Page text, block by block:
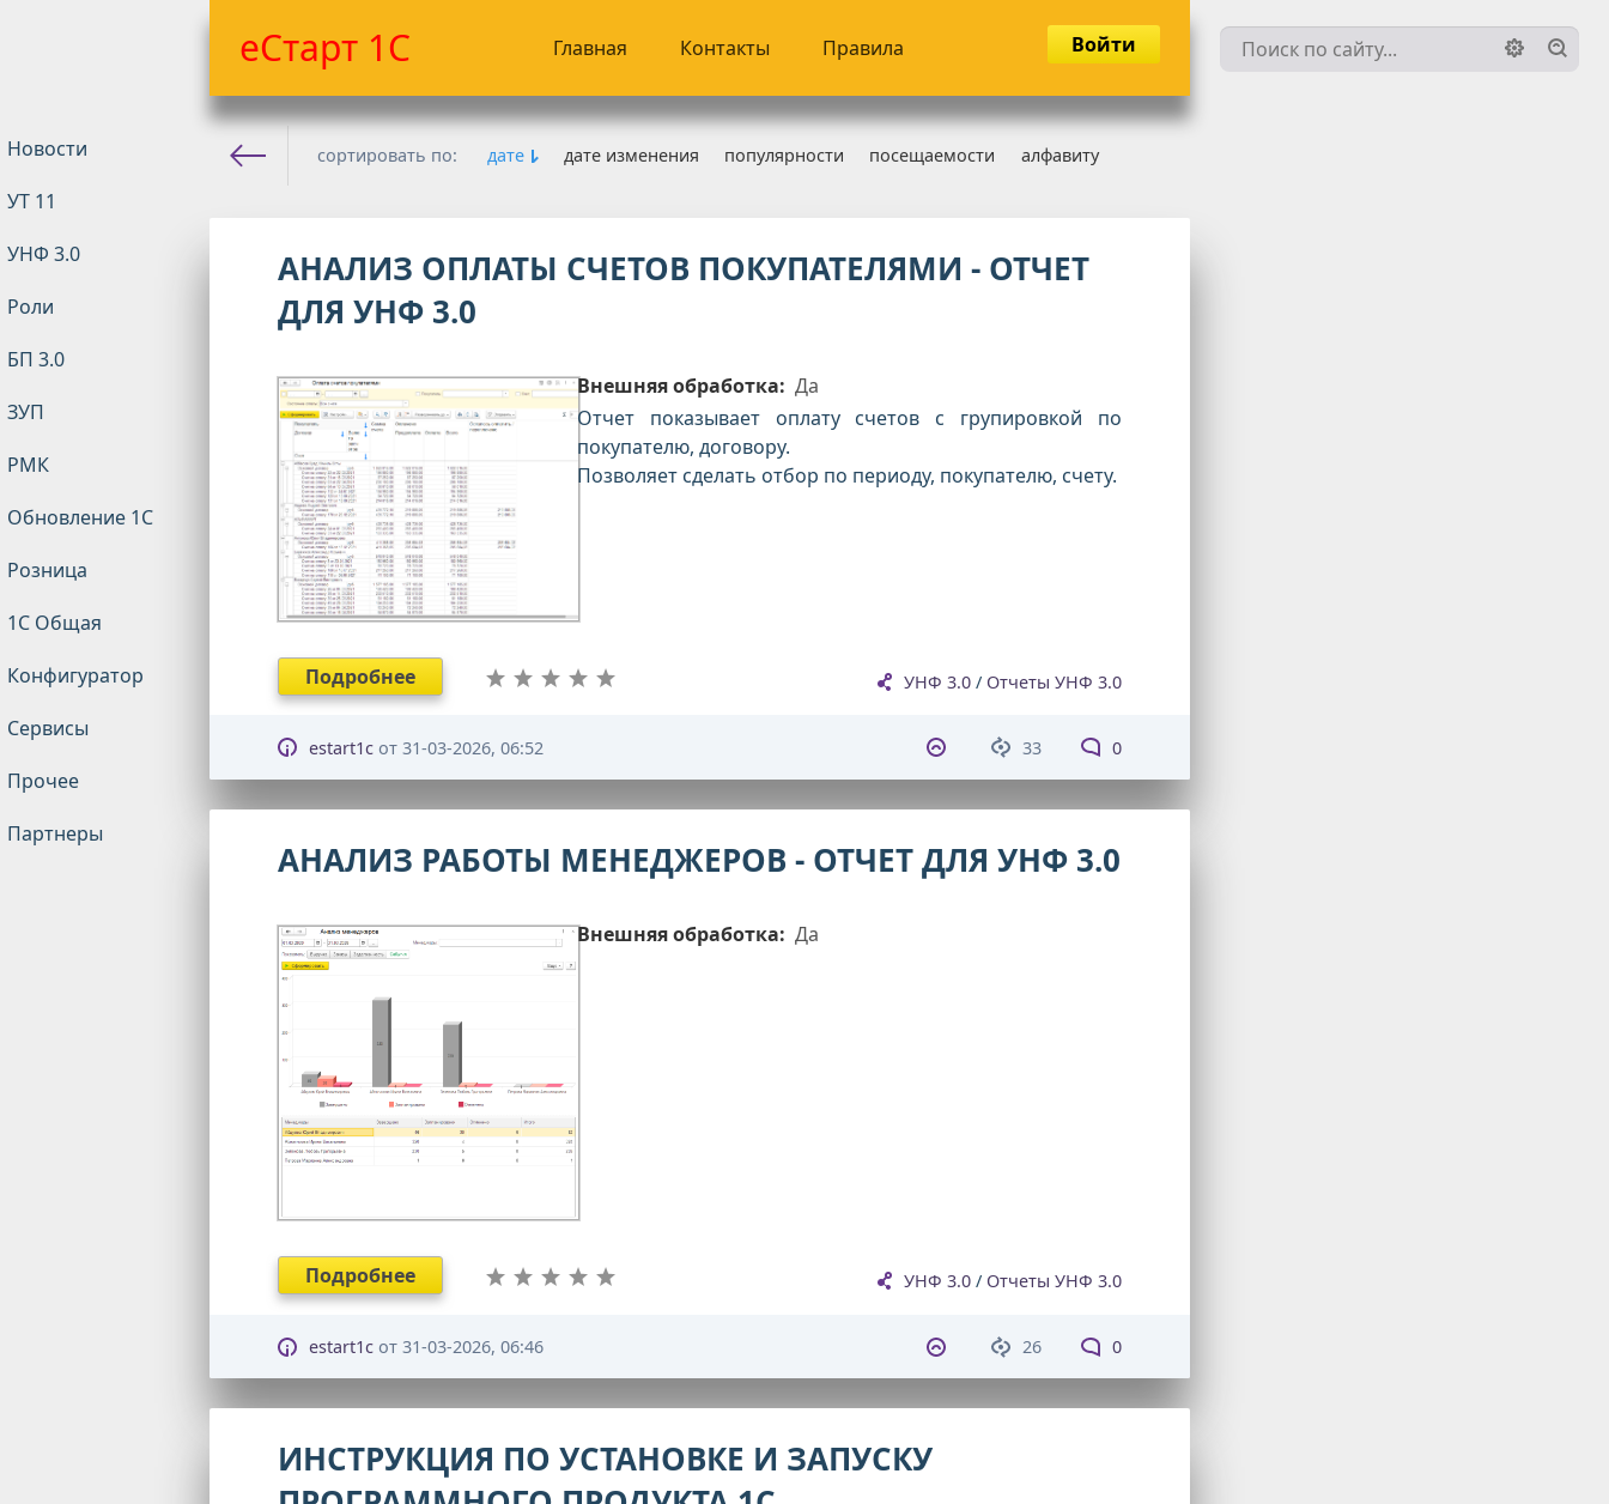
еСтарт 1С Главная Контакты Правила Войти
Новости
УТ 11
УНФ 3.0
Роли
БП 3.0
ЗУП
РМК
Обновление 1С
Розница
1С Общая
Конфигуратор
Сервисы
Прочее
Партнеры
сортировать по: дате дате изменения популярности посещаемости алфавиту
АНАЛИЗ ОПЛАТЫ СЧЕТОВ ПОКУПАТЕЛЯМИ - ОТЧЕТ
ДЛЯ УНФ 3.0
Внешняя обработка: Да
Отчет показывает оплату счетов с групировкой по
покупателю, договору.
Позволяет сделать отбор по периоду, покупателю, счету.
УНФ 3.0/ Отчеты УНФ 3.0
Подробнее
33 0
estart1cот 31-03-2026, 06:52
АНАЛИЗ РАБОТЫ МЕНЕДЖЕРОВ - ОТЧЕТ ДЛЯ УНФ 3.0
Внешняя обработка: Да
УНФ 3.0/ Отчеты УНФ 3.0
Подробнее
26 0
estart1cот 31-03-2026, 06:46
ИНСТРУКЦИЯ ПО УСТАНОВКЕ И ЗАПУСКУ